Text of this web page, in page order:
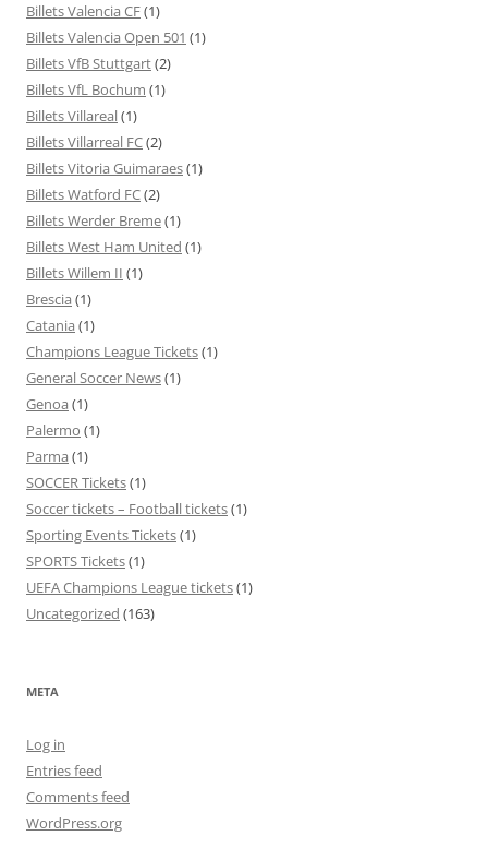
Billets Valencia CF(1)
Billets Valencia Open 501 (1)
Billets VfB Stuttgart(2)
Billets VfL Bochum (1)
Billets Villareal(1)
Billets Villarreal FC(2)
Billets Vitoria Guimaraes(1)
Billets Watford FC(2)
Billets Werder Breme(1)
Billets West Ham United (1)
Billets Willem II (1)
Brescia (1)
Catania (1)
Champions League Tickets(1)
General Soccer News(1)
Genoa (1)
Palermo (1)
Parma (1)
SOCCER Tickets(1)
Soccer tickets – Football tickets(1)
Sporting Events Tickets(1)
SPORTS Tickets(1)
UEFA Champions League tickets(1)
Uncategorized (163)
META
Log in
Entries feed
Comments feed
WordPress.org